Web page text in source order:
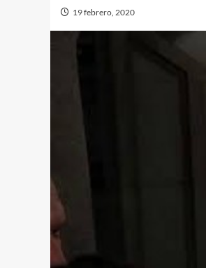
19 febrero, 2020